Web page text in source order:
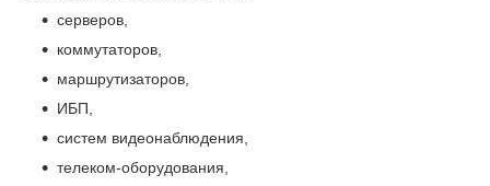
серверов,
коммутаторов,
маршрутизаторов,
ИБП,
систем видеонаблюдения,
телеком‑оборудования,